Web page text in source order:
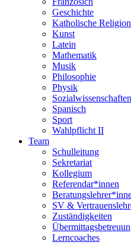
Geschichte
Katholische Religion
Kunst
Latein
Mathematik
Musik
Philosophie
Physik
Spanisch
Sport
Wahlpflicht II
Team
Schulleitung
Sekretariat
Kollegium
Referendar*innen
SV &
Zuständigkeiten
Lerncoaches